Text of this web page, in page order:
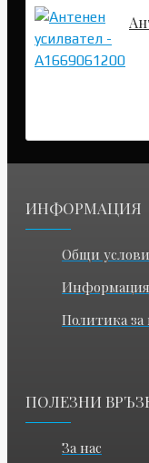
ИНФОРМАЦИЯ
Общи
Информация
Политика
ПОЛЕЗНИ
За нас